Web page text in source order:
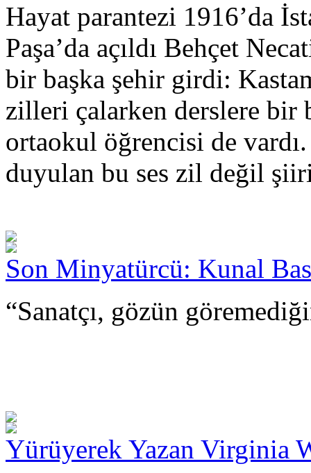
Hayat parantezi 1916’da
Paşa’da açıldı Behçet
bir başka şehir girdi:
zilleri çalarken derslere bir
ortaokul öğrencisi de
duyulan bu ses zil değil
Son Minyatürcü: Kunal
“Sanatçı, gözün
Yürüyerek Yazan Virginia